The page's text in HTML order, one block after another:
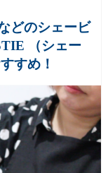
どのシェービ
（シェー
すめ！